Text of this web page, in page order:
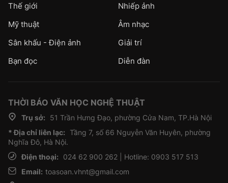
Thế giới
Nhiếp ảnh
Mỹ thuật
Âm nhạc
Sân khấu - Điện ảnh
Giải trí
Bạn đọc
Diễn đàn
THỜI BÁO VĂN HỌC NGHỆ THUẬT
Trụ sở:
51 Trần Hưng Đạo, phường Cửa Nam, TP.Hà Nội
* Địa chỉ liên lạc: Tầng 7, số 66 Nguyễn Văn Huyên, phường
Nghĩa Đô, Hà Nội.
Điện thoại:
024 62 900 262 | Hotline: 0903 517 513
Email: toasoan.vhnt@gmail.com